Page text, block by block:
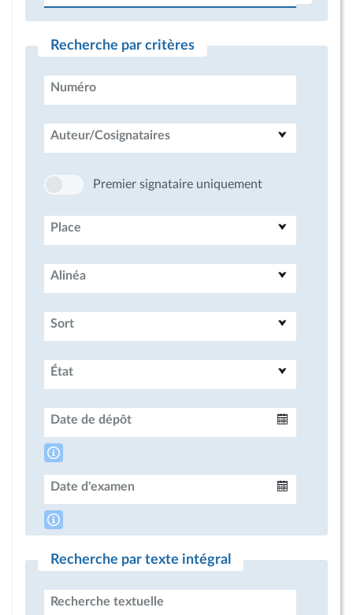
Recherche par critères
Numéro
Auteur/Cosignataires
Premier signataire uniquement
Place
Alinéa
Sort
État
Date de dépôt
Date d'examen
Recherche par texte intégral
Recherche textuelle